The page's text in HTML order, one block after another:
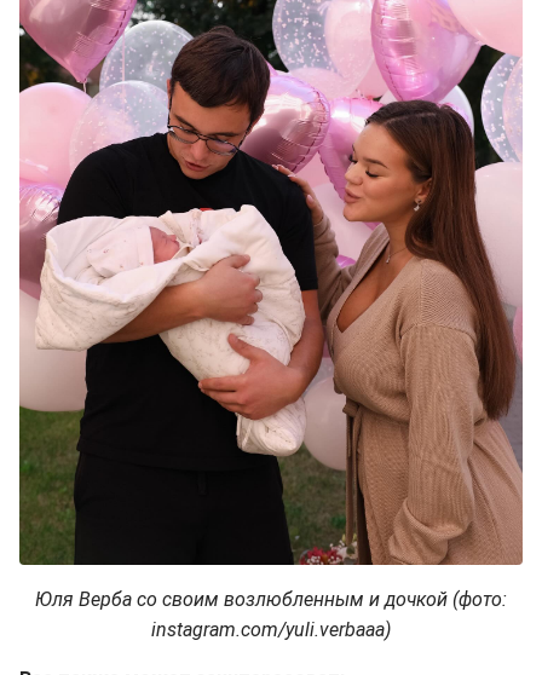
Юля Верба cо своим возлюбленным и дочкой (фото:
instagram.com/yuli.verbaaa)